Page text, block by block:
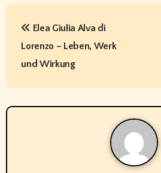
P
t
n
Elea Giulia Alva di
Lorenzo – Leben, Werk
und Wirkung